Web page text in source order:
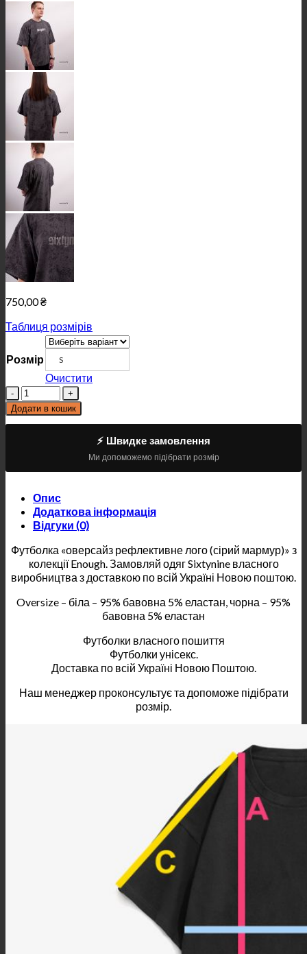
750,00₴
Таблиця розмірів
Розмір S
Очистити
Кількість
Додати в кошик
⚡ Швидке замовлення
Ми допоможемо підібрати розмір
Опис
Додаткова інформація
Відгуки (0)
Футболка «оверсайз рефлективне лого (сірий мармур)» з
колекції Enough. Замовляй одяг Sixtynine власного
виробництва з доставкою по всій Україні Новою поштою.
Oversize – біла – 95% бавовна 5% еластан, чорна – 95%
бавовна 5% еластан
Футболки власного пошиття
Футболки унісекс.
Доставка по всій Україні Новою Поштою.
Наш менеджер проконсультує та допоможе підібрати
розмір.